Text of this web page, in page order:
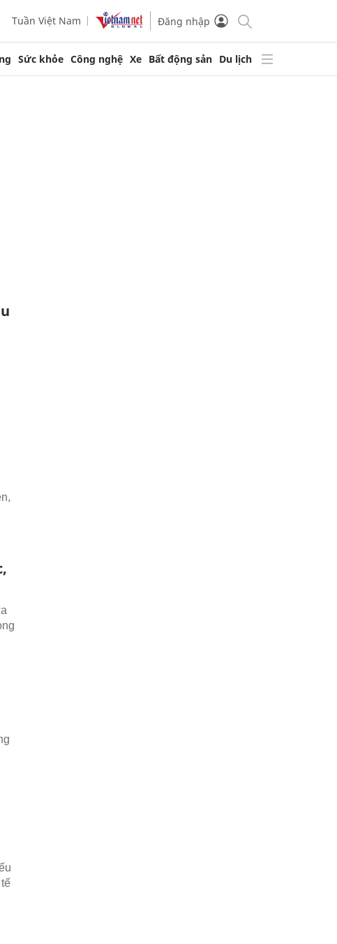
Tuần Việt Nam Đăng nhập
Sức khỏe Công nghệ Xe Bất động sản Du lịch